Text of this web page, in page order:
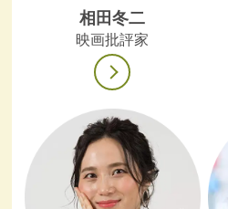
相田冬二
映画批評家